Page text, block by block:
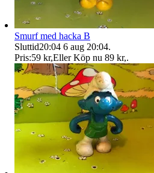
Smurf med hacka B
Sluttid20:04 6 aug 20:04.
Pris:59 kr,Eller Köp nu 89 kr,.